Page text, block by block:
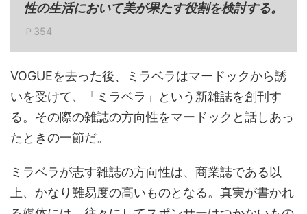
性の生活において美が果たす役割を検討する。
Ｐ354
VOGUEを去った後、ミラベラはマードックから誘
いを受けて、「ミラベラ」という新雑誌を創刊す
る。その際の雑誌の方向性をマードックと話しあっ
たときの一節だ。
ミラベラが志す雑誌の方向性は、商業誌である以
上、かなり難易度の高いものとなる。真実が書かれ